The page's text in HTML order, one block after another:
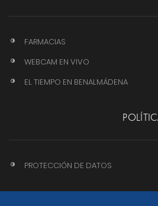
FARMACIAS
WEBCAM EN VIVO
EL TIEMPO EN BENALMÁDENA
PROTECCIÓN DE DATOS